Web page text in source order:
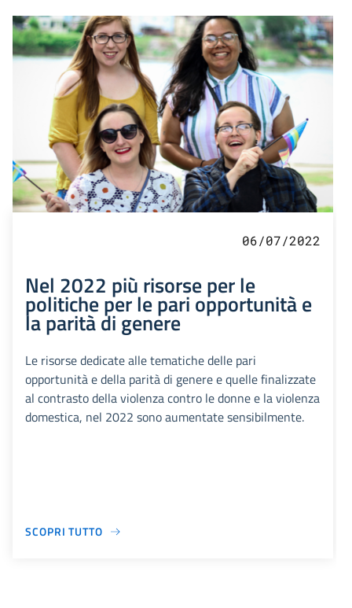
06/07/2022
Nel 2022 più risorse per le
politiche per le pari opportunità e
la parità di genere
Le risorse dedicate alle tematiche delle pari
opportunità e della parità di genere e quelle finalizzate
al contrasto della violenza contro le donne e la violenza
domestica, nel 2022 sono aumentate sensibilmente.
SCOPRI TUTTO